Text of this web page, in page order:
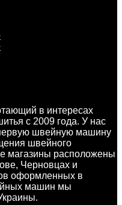
в интересах
с 2009 года. У нас
швейную машину
швейного
магазины расположены
Черновцах и
оформленных в
машин мы